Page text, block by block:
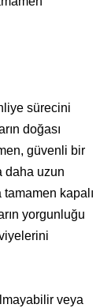
sürecini
doğası
güvenli bir
daha uzun
kapalı
yorgunluğu
veya